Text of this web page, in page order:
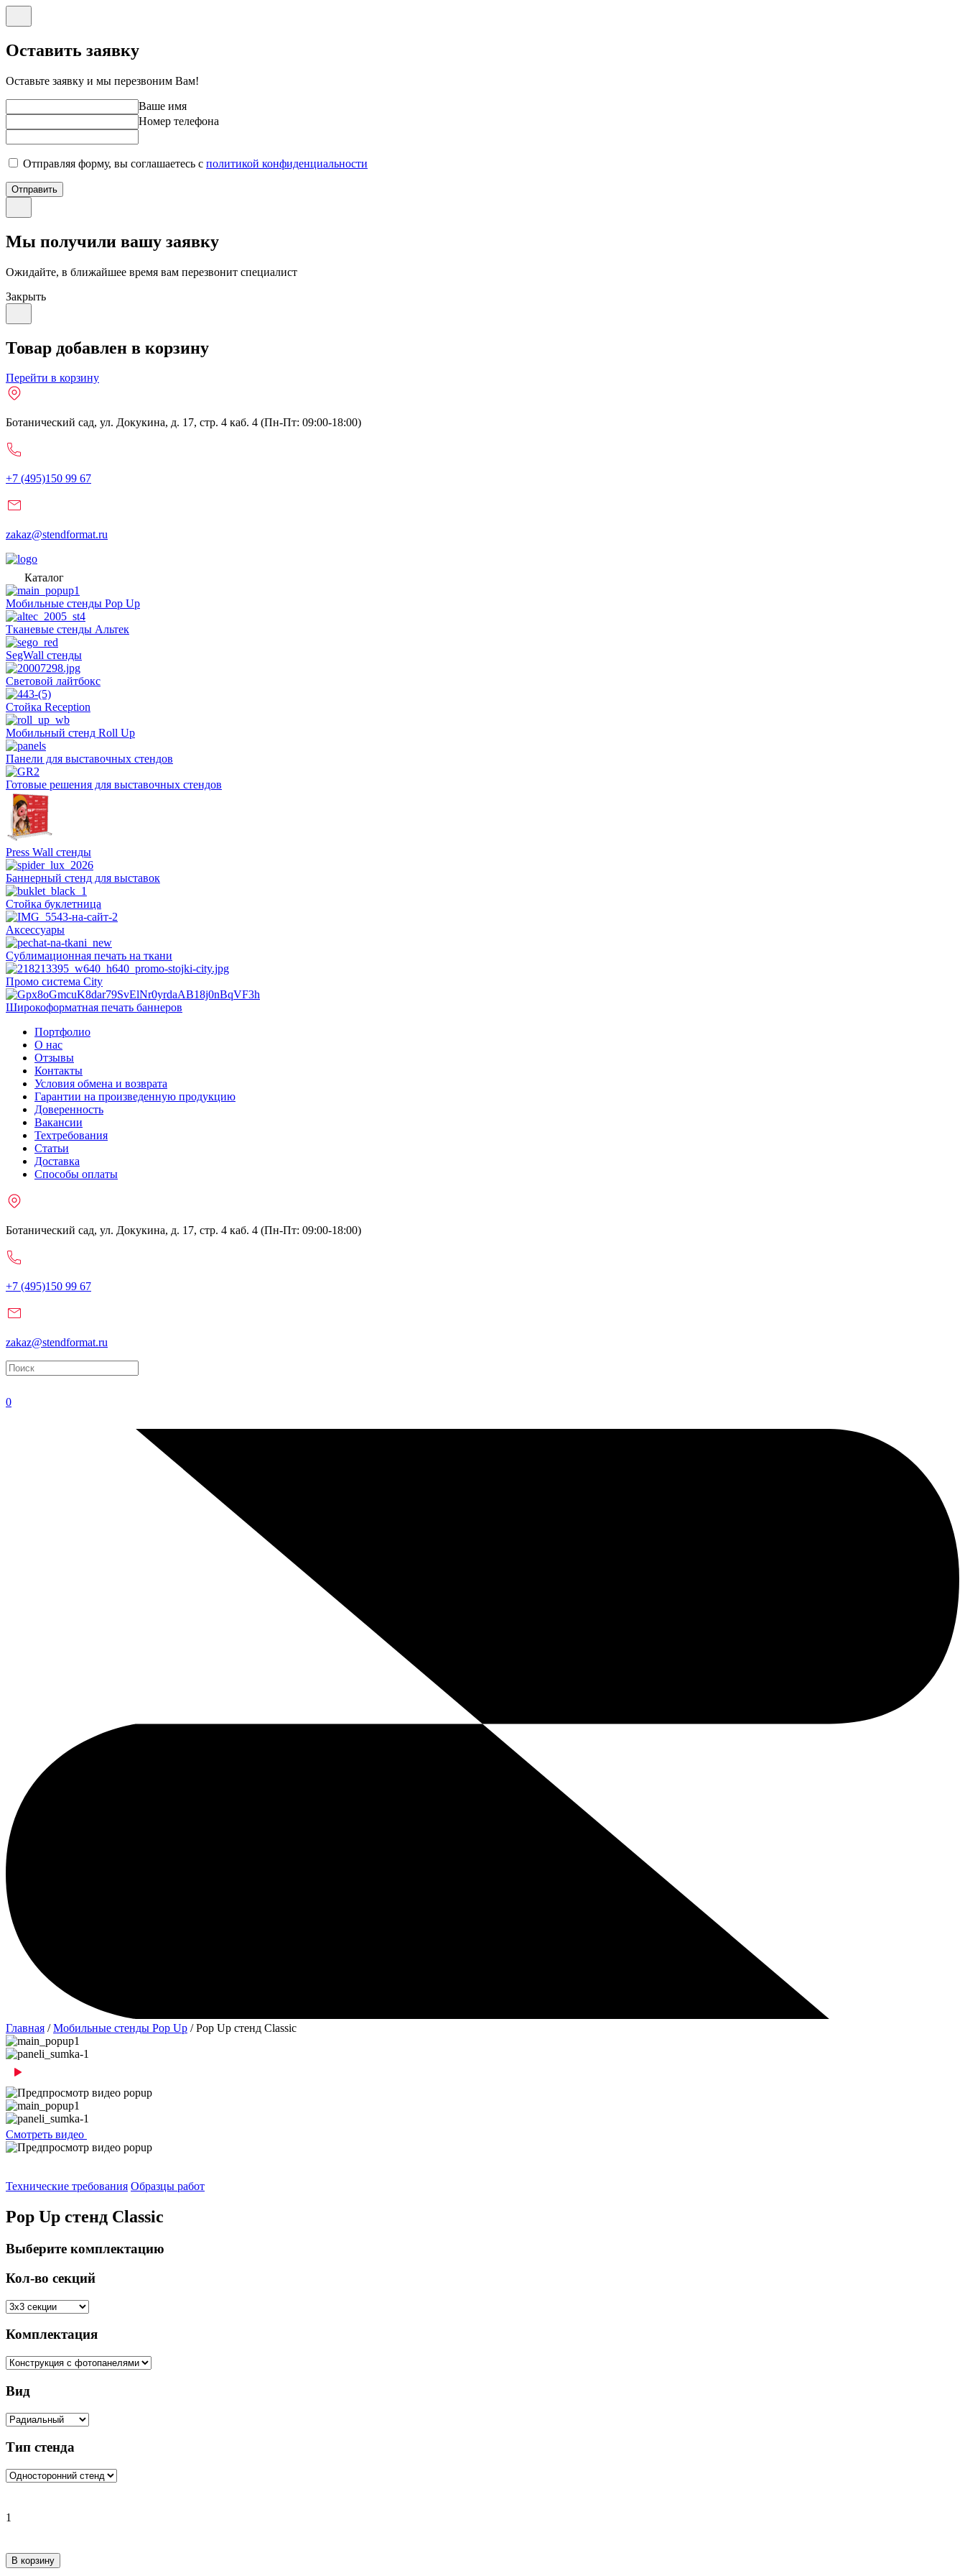
Оставить заявку
Оставьте заявку и мы перезвоним Вам!
Ваше имя
Номер телефона
Отправляя форму, вы соглашаетесь с политикой конфиденциальности
Отправить
Мы получили вашу заявку
Ожидайте, в ближайшее время вам перезвонит специалист
Закрыть
Товар добавлен в корзину
Перейти в корзину
Ботанический сад, ул. Докукина, д. 17, стр. 4 каб. 4 (Пн-Пт: 09:00-18:00)
+7 (495)150 99 67
zakaz@stendformat.ru
Каталог
Мобильные стенды Pop Up
Тканевые стенды Альтек
SegWall стенды
Световой лайтбокс
Стойка Reception
Мобильный стенд Roll Up
Панели для выставочных стендов
Готовые решения для выставочных стендов
Press Wall стенды
Баннерный стенд для выставок
Стойка буклетница
Аксессуары
Сублимационная печать на ткани
Промо система City
Широкоформатная печать баннеров
Портфолио
О нас
Отзывы
Контакты
Условия обмена и возврата
Гарантии на произведенную продукцию
Доверенность
Вакансии
Техтребования
Статьи
Доставка
Способы оплаты
Ботанический сад, ул. Докукина, д. 17, стр. 4 каб. 4 (Пн-Пт: 09:00-18:00)
+7 (495)150 99 67
zakaz@stendformat.ru
0
Главная /Мобильные стенды Pop Up / Pop Up стенд Classic
Смотреть видео
Технические требования Образцы работ
Pop Up стенд Classic
Выберите комплектацию
Кол-во секций
Комплектация
Вид
Тип стенда
1
В корзину